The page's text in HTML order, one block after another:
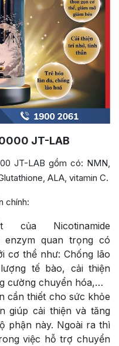
JT-LAB
JT-LAB gồm có: NMN,
ALA, vitamin C.
chính:
Nicotinamide
enzym quan trọng có
cơ thể như: Chống lão
tế bào, cải thiện
cường chuyển hóa,…
cần thiết cho sức khỏe
giúp cải thiện và tăng
phận này. Ngoài ra thì
việc hỗ trợ chuyển